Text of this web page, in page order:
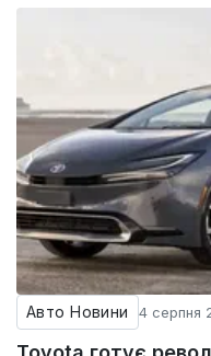
Авто Новини 4 серпня